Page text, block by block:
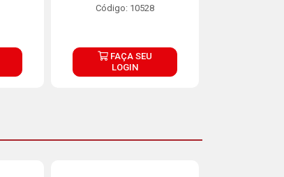
Código: 10528
FAÇA SEU
LOGIN